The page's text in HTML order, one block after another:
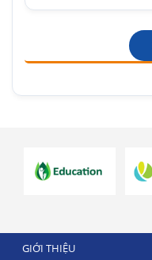
GIỚI THIỆU